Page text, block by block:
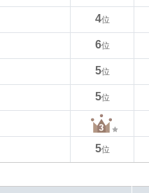
4位
6位
5位
5位
5位